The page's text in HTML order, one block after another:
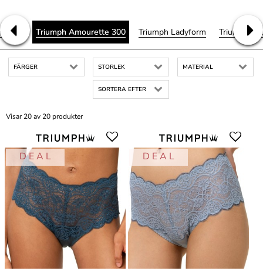
Triumph Amourette 300 Triumph Ladyform Triumph
FÄRGER STORLEK MATERIAL
SORTERA EFTER
Visar 20 av 20 produkter
D E A L D E A L